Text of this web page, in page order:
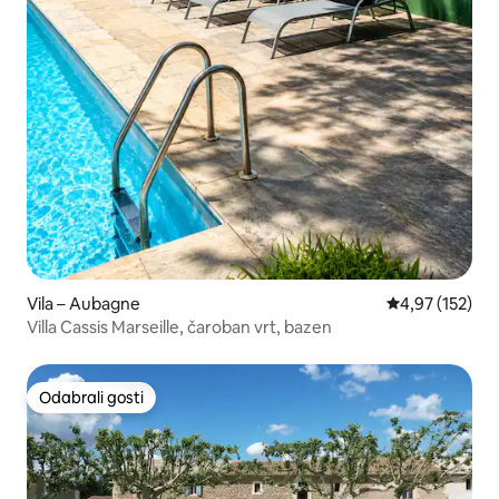
Vila – Aubagne Prosječna
4,97 (152)
Villa Cassis Marseille, čaroban vrt, bazen
Odabrali gosti
Odabrali gosti